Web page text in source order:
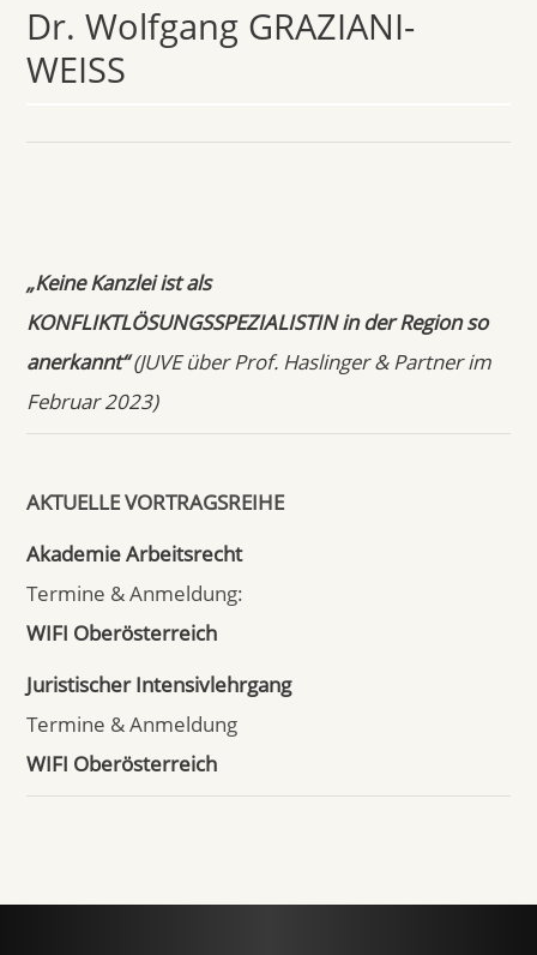
Dr. Wolfgang GRAZIANI-
WEISS
„Keine Kanzlei ist als
KONFLIKTLÖSUNGSSPEZIALISTIN in der Region so
anerkannt“(JUVE über Prof. Haslinger & Partner im
Februar 2023)
AKTUELLE VORTRAGSREIHE
Akademie Arbeitsrecht
Termine & Anmeldung:
WIFI Oberösterreich
Juristischer Intensivlehrgang
Termine & Anmeldung
WIFI Oberösterreich